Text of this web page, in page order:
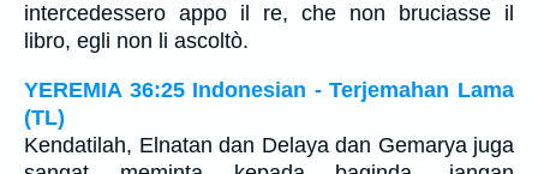
intercedessero appo il re, che non bruciasse il
libro, egli non li ascoltò.
YEREMIA 36:25 Indonesian - Terjemahan Lama
(TL)
Kendatilah, Elnatan dan Delaya dan Gemarya juga